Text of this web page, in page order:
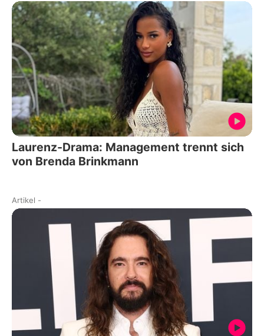
Laurenz-Drama: Management trennt sich
von Brenda Brinkmann
Artikel -